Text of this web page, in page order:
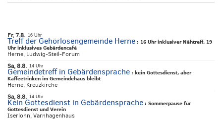
Fr, 7.8. 16 Uhr
Treff der Gehörlosengemeinde Herne : 16 Uhr inklusiver Nähtreff, 19
Uhr inklusives Gebärdencafé
Herne, Ludwig-Steil-Forum
Sa, 8.8. 14 Uhr
Gemeindetreff in Gebärdensprache : kein Gottesdienst, aber
Kaffeetrinken im Gemeindehaus bleibt
Herne, Kreuzkirche
Sa, 8.8. 14 Uhr
Kein Gottesdienst in Gebärdensprache : Sommerpause für
Gottesdienst und Verein
Iserlohn, Varnhagenhaus